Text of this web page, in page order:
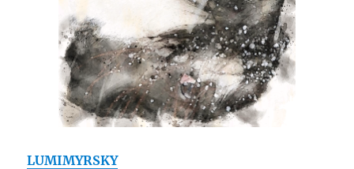
LUMIMYRSKY